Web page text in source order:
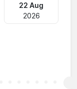
22 Aug
2026